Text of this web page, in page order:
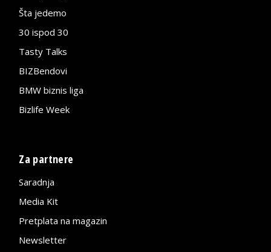
Šta jedemo
30 ispod 30
Tasty Talks
BIZBendovi
BMW biznis liga
Bizlife Week
Za partnere
Saradnja
Media Kit
Pretplata na magazin
Newsletter